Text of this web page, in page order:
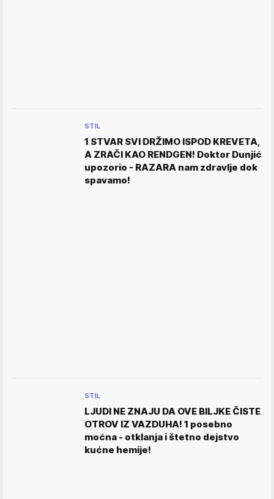
STIL
1 STVAR SVI DRŽIMO ISPOD KREVETA,
A ZRAČI KAO RENDGEN! Doktor Dunjić
upozorio - RAZARA nam zdravlje dok
spavamo!
STIL
LJUDI NE ZNAJU DA OVE BILJKE ČISTE
OTROV IZ VAZDUHA! 1 posebno
moćna - otklanja i štetno dejstvo
kućne hemije!